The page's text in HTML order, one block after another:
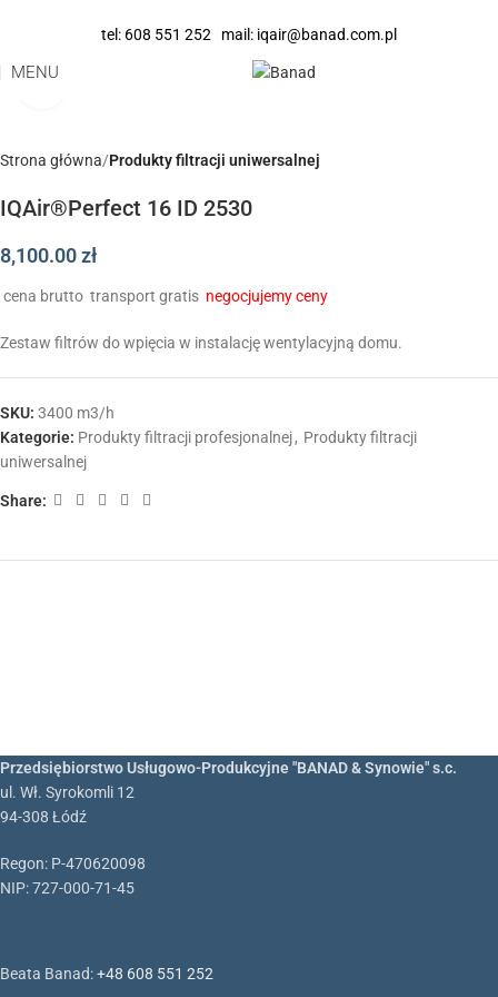
tel: 608 551 252 mail: iqair@banad.com.pl
MENU
Strona główna Produkty filtracji uniwersalnej
IQAir®Perfect 16 ID 2530
8,100.00zł
cena brutto transport gratis negocjujemy ceny
Zestaw filtrów do wpięcia w instalację wentylacyjną domu.
SKU: 3400 m3/h
Kategorie: Produkty filtracji profesjonalnej, Produkty filtracji
uniwersalnej
Share:
Przedsiębiorstwo Usługowo-Produkcyjne "BANAD & Synowie" s.c.
ul. Wł. Syrokomli 12
94-308 Łódź
Regon: P-470620098
NIP: 727-000-71-45
Beata Banad:+48 608 551 252